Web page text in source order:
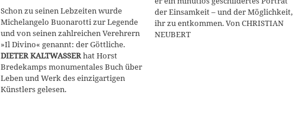
Schon zu seinen Lebzeiten wurde
Michelangelo Buonarotti zur Legende
und von seinen zahlreichen Verehrern
»Il Divino« genannt: der Göttliche.
DIETER KALTWASSERhat Horst
Bredekamps monumentales Buch über
Leben und Werk des einzigartigen
Künstlers gelesen.
der Einsamkeit – und der Möglichkeit,
ihr zu entkommen. Von CHRISTIAN
NEUBERT